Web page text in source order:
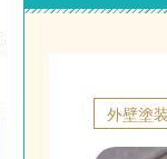
外壁塗